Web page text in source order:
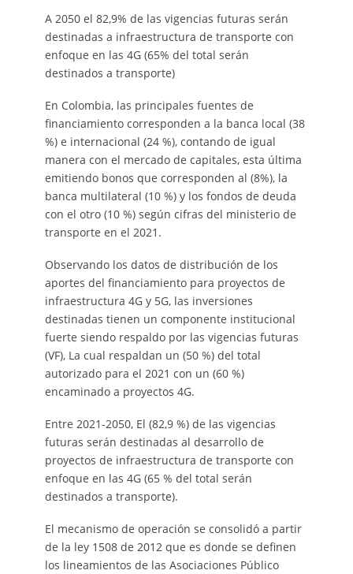
A 2050 el 82,9% de las vigencias futuras serán
destinadas a infraestructura de transporte con
enfoque en las 4G (65% del total serán
destinados a transporte)
En Colombia, las principales fuentes de
financiamiento corresponden a la banca local (38
%) e internacional (24 %), contando de igual
manera con el mercado de capitales, esta última
emitiendo bonos que corresponden al (8%), la
banca multilateral (10 %) y los fondos de deuda
con el otro (10 %) según cifras del ministerio de
transporte en el 2021.
Observando los datos de distribución de los
aportes del financiamiento para proyectos de
infraestructura 4G y 5G, las inversiones
destinadas tienen un componente institucional
fuerte siendo respaldo por las vigencias futuras
(VF), La cual respaldan un (50 %) del total
autorizado para el 2021 con un (60 %)
encaminado a proyectos 4G.
Entre 2021-2050, El (82,9 %) de las vigencias
futuras serán destinadas al desarrollo de
proyectos de infraestructura de transporte con
enfoque en las 4G (65 % del total serán
destinados a transporte).
El mecanismo de operación se consolidó a partir
de la ley 1508 de 2012 que es donde se definen
los lineamientos de las Asociaciones Público